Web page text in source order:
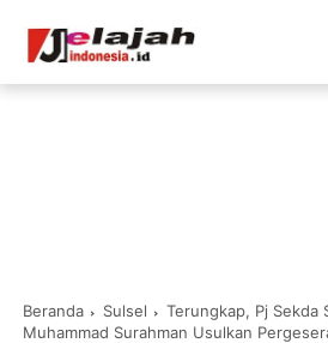
Beranda Sulsel
Terungkap, Pj Sekda
Muhammad Surahman Usulkan